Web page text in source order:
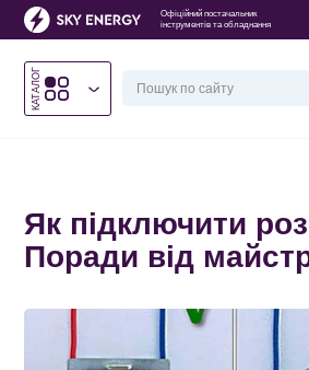
Офіційний постачальник
інструментів та обладнання
КАТАЛОГ
Як підключити
Поради від